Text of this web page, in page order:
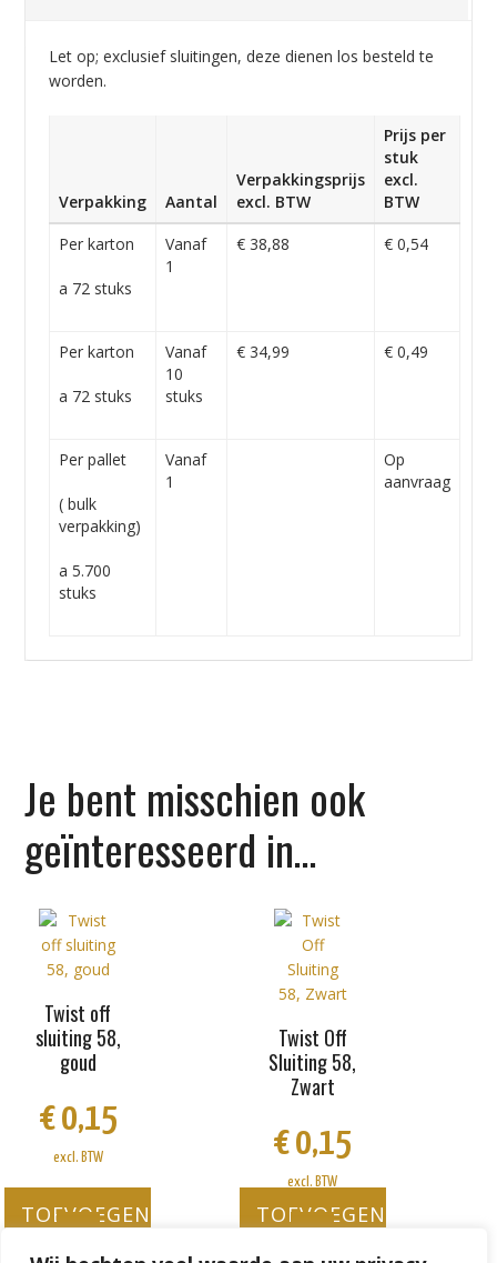
Let op; exclusief sluitingen, deze dienen los besteld te
worden.
Verpakking Aantal
Verpakkingsprijs
excl. BTW
Prijs per
stuk
excl.
BTW
Per karton
a 72 stuks
Vanaf
1
€ 38,88 € 0,54
Per karton
a 72 stuks
Vanaf
10
stuks
€ 34,99 € 0,49
Per pallet
( bulk
verpakking)
a 5.700
stuks
Vanaf
1
Op
aanvraag
Je bent misschien ook
geïnteresseerd in…
Twist off
sluiting 58,
goud
€0,15
excl. BTW
TOEVOEGEN
Twist Off
Sluiting 58,
Zwart
€0,15
excl. BTW
TOEVOEGEN